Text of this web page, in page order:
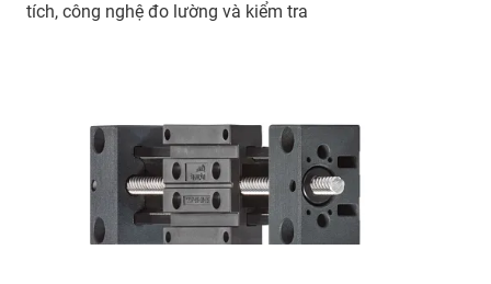
tích, công nghệ đo lường và kiểm tra